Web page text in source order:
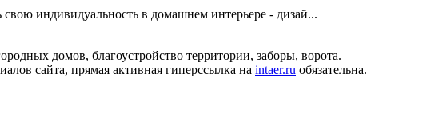
свою индивидуальность в домашнем интерьере - дизай...
домов, благоустройство территории, заборы, ворота.
сайта, прямая активная гиперссылка на intaer.ru обязательна.